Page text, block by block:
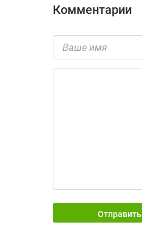
Комментарии
Отправить